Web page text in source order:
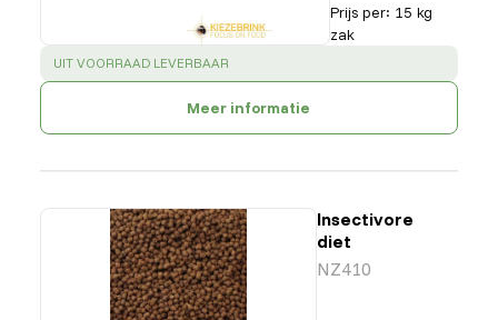
Prijs per: 15 kg
zak
SUCCESS:
UIT VOORRAAD LEVERBAAR
Meer informatie
Insectivore
diet
NZ410